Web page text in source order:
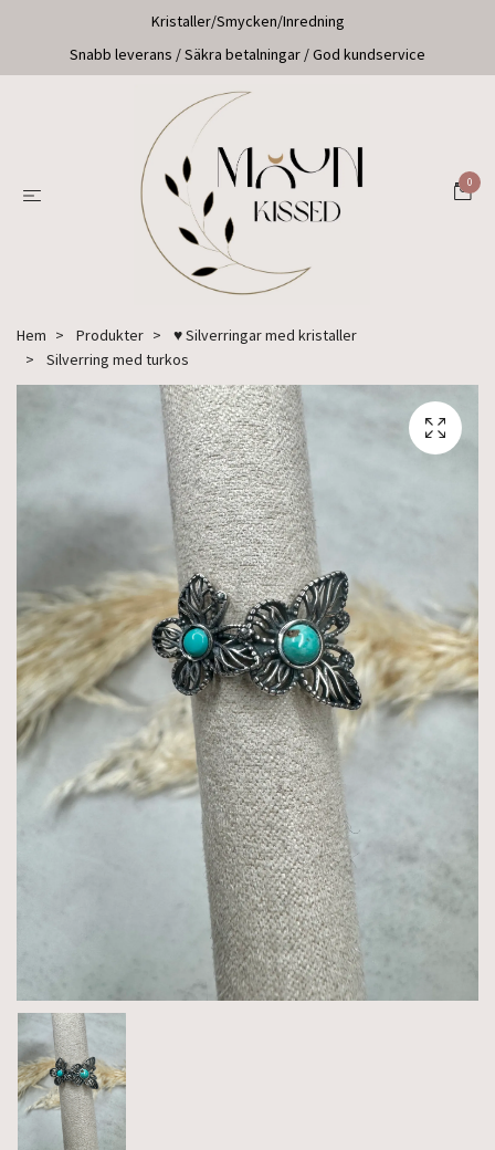
Kristaller/Smycken/Inredning
Snabb leverans / Säkra betalningar / God kundservice
0
Hem Produkter
♥ Silverringar med kristaller
Silverring med turkos